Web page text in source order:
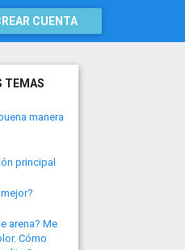
CUENTA
TEMAS
manera
principal
arena? Me
Cómo